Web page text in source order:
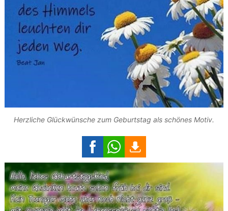
Herzliche Glückwünsche zum Geburtstag als schönes Motiv.